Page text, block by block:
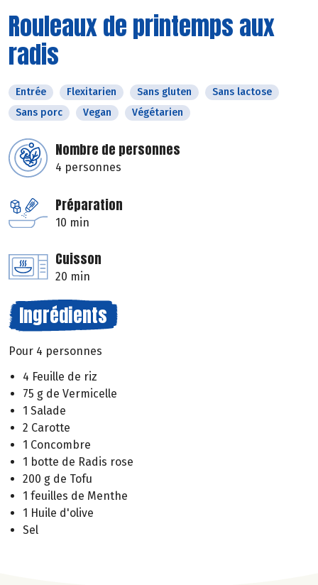
Rouleaux de printemps aux
radis
Entrée Flexitarien Sans gluten
Sans lactose
Sans porc
Vegan Végétarien
Nombre de personnes
4 personnes
Préparation
10 min
Cuisson
20 min
Ingrédients
Pour 4 personnes
4 Feuille de riz
75 g de Vermicelle
1 Salade
2 Carotte
1 Concombre
1 botte de Radis rose
200 g de Tofu
1 feuilles de Menthe
1 Huile d'olive
Sel